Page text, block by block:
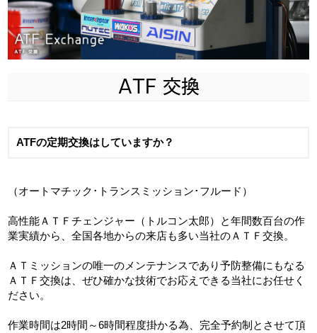
ATF 交換
ATFの定期交換はしていますか？
（オートマチック･トランスミッション･フルード）
高性能ＡＴＦチェンジャー（トルコン太郎）と年間数百台の作
業実績から、全国各地からの来店も多い当社のＡＴＦ交換。
ＡＴミッションの唯一のメンテナンスであり予防整備にもなる
ＡＴＦ交換は、ぜひ確かな技術でお応えできる当社にお任せく
ださい。
作業時間は2時間～6時間程度掛かる為、完全予約制とさせて頂